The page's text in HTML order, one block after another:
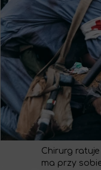
Chirurg
ma przy